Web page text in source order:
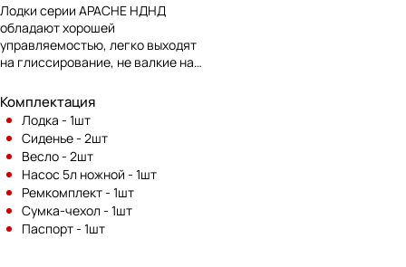
Лодки серии APACHE НДНД
обладают хорошей
управляемостью, легко выходят
на глиссирование, не валкие на
обеспечивает удобную рыбалку
стоя. Надувное дно низкого
давления является
альтернативой слани,
конструктивные особенности
позволяют добиться ощущения
твердого пола под ногами.
Кокпит просторный и глубокий ,
дублирован качественным
Комплектация
Лодка - 1шт
Сиденье - 2шт
Весло - 2шт
Насос 5л ножной - 1шт
Ремкомплект - 1шт
Сумка-чехол - 1шт
Паспорт - 1шт